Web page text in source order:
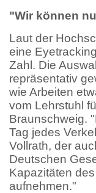
"Wir können
Laut der
eine
Zahl. Die
repräsentativ
wie Arbeiten
vom Lehrstuhl
Braunschweig.
Tag jedes
Vollrath, der
Deutschen
Kapazitäten
aufnehmen."